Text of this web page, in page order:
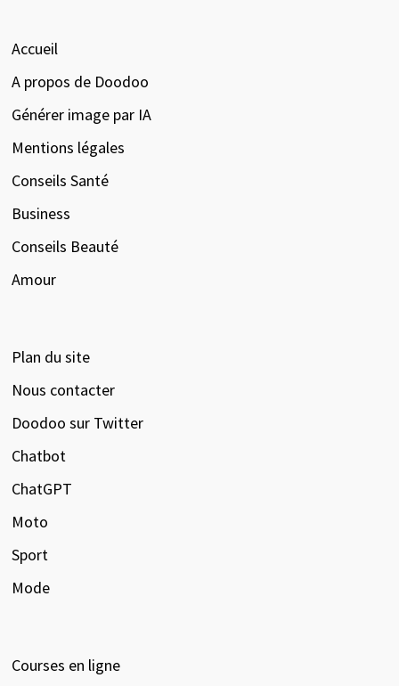
Accueil
A propos de Doodoo
Générer image par IA
Mentions légales
Conseils Santé
Business
Conseils Beauté
Amour
Plan du site
Nous contacter
Doodoo sur Twitter
Chatbot
ChatGPT
Moto
Sport
Mode
Courses en ligne